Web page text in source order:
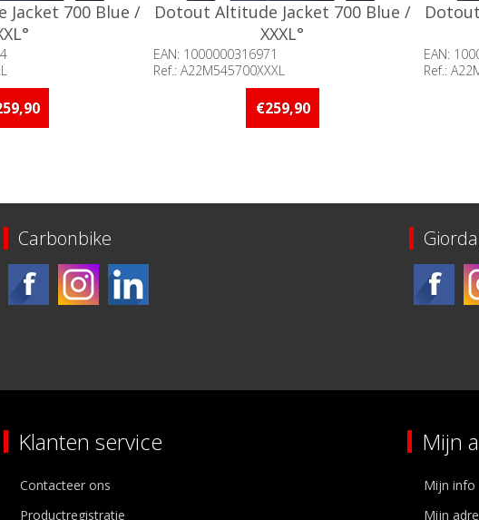
700 Blue /
5 stuks of meer op
Dotout Altitude Jacket 700 Blue /
XXXL°
EAN: 1000000316971
Ref.: A22M545700XXXL
Beschikbaarheid:: 5 stuks of meer op
€259,90
EAN:
Ref.:
Carbonbike
Klanten service
Contacteer ons
Productregistratie
Mijn
Mijn info
Mijn